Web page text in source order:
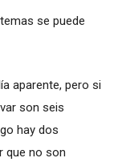
se puede
aparente, pero si
son seis
hay dos
que no son